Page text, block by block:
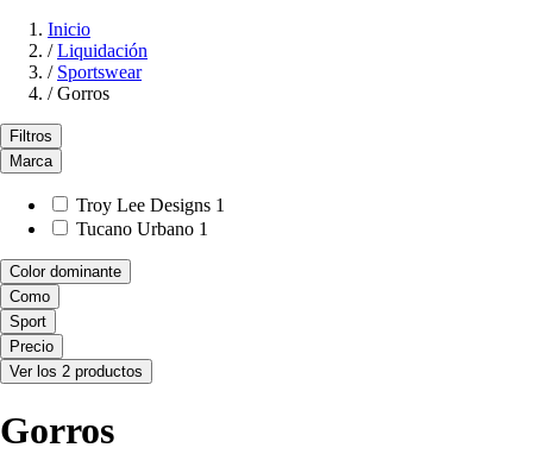
Inicio
/ Liquidación
/ Sportswear
/ Gorros
Filtros
Marca
Troy Lee Designs 1
Tucano Urbano 1
Color dominante
Como
Sport
Precio
Ver los 2 productos
Gorros